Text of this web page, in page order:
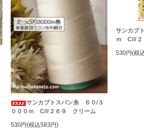
サンカブトスパン糸 ６０/３
０００ｍ C/#２６９ クリーム
530円(税込583円)
サンカブ
ｍ C/#２
530円(税